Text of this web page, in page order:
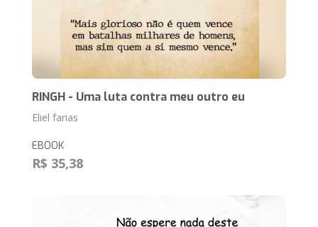
RINGH - Uma luta contra meu outro eu
Eliel farias
EBOOK
R$ 35,38